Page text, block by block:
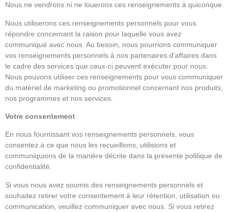
Nous ne vendrons ni ne louerons ces renseignements à quiconque.
Nous utiliserons ces renseignements personnels pour vous
répondre concernant la raison pour laquelle vous avez
communiqué avec nous. Au besoin, nous pourrions communiquer
vos renseignements personnels à nos partenaires d’affaires dans
le cadre des services que ceux-ci peuvent exécuter pour nous.
Nous pouvons utiliser ces renseignements pour vous communiquer
du matériel de marketing ou promotionnel concernant nos produits,
nos programmes et nos services.
Votre consentement
En nous fournissant vos renseignements personnels, vous
consentez à ce que nous les recueillions, utilisions et
communiquions de la manière décrite dans la présente politique de
confidentialité.
Si vous nous avez soumis des renseignements personnels et
souhaitez retirer votre consentement à leur rétention, utilisation ou
communication, veuillez communiquer avec nous. Si vous retirez